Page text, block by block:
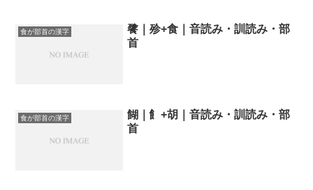
食が部首の漢字
餮｜殄+食｜音読み・訓読み・部
首
食が部首の漢字
餬｜飠+胡｜音読み・訓読み・部
首